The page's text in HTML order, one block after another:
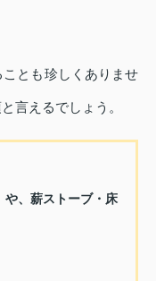
とも珍しくありませ
言えるでしょう。
や、薪ストーブ・床